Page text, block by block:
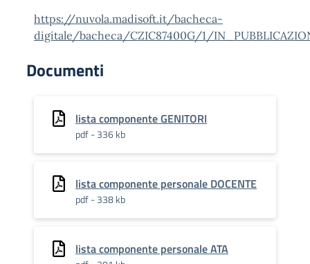
https://nuvola.madisoft.it/bacheca-
digitale/bacheca/CZIC87400G/1/
Documenti
lista componente GENITORI
pdf - 336 kb
lista componente personale DOCENTE
pdf - 338 kb
lista componente personale ATA